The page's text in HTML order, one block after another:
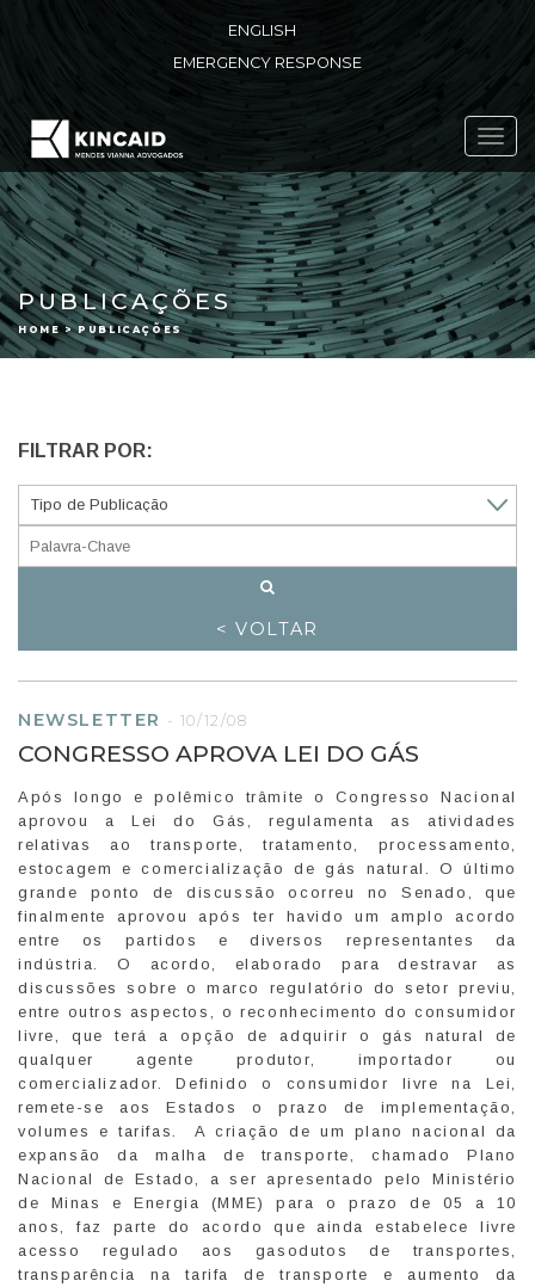
ENGLISH
EMERGENCY RESPONSE
PUBLICAÇÕES
HOME > PUBLICAÇÕES
FILTRAR POR:
< VOLTAR
NEWSLETTER - 10/12/08
CONGRESSO APROVA LEI DO GÁS
Após longo e polêmico trâmite o Congresso Nacional
aprovou a Lei do Gás, regulamenta as atividades
relativas ao transporte, tratamento, processamento,
estocagem e comercialização de gás natural. O último
grande ponto de discussão ocorreu no Senado, que
finalmente aprovou após ter havido um amplo acordo
entre os partidos e diversos representantes da
indústria. O acordo, elaborado para destravar as
discussões sobre o marco regulatório do setor previu,
entre outros aspectos, o reconhecimento do consumidor
livre, que terá a opção de adquirir o gás natural de
qualquer agente produtor, importador ou
comercializador. Definido o consumidor livre na Lei,
remete-se aos Estados o prazo de implementação,
volumes e tarifas. A criação de um plano nacional da
expansão da malha de transporte, chamado Plano
Nacional de Estado, a ser apresentado pelo Ministério
de Minas e Energia (MME) para o prazo de 05 a 10
anos, faz parte do acordo que ainda estabelece livre
acesso regulado aos gasodutos de transportes,
transparência na tarifa de transporte e aumento da